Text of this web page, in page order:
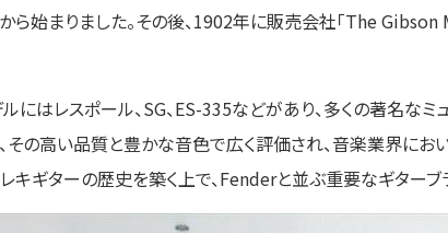
ら始まりました。その後、1902年に販売会社「The
にはレスポール、SG、ES-335などがあり、多くの著名なミ
その高い品質と豊かな音色で広く評価され、音楽業界にお
キギターの歴史を築く上で、Fenderと並ぶ重要なギターブ